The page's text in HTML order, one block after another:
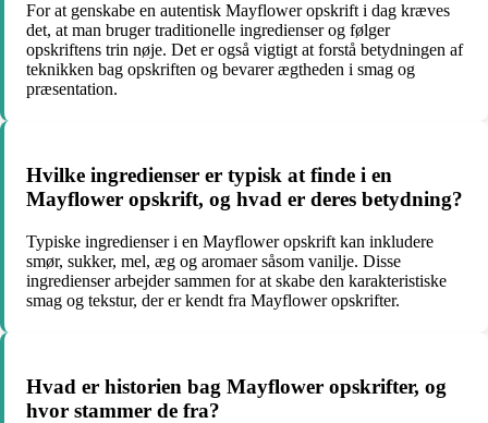
For at genskabe en autentisk Mayflower opskrift i dag kræves
det, at man bruger traditionelle ingredienser og følger
opskriftens trin nøje. Det er også vigtigt at forstå betydningen af
teknikken bag opskriften og bevarer ægtheden i smag og
præsentation.
Hvilke ingredienser er typisk at finde i en
Mayflower opskrift, og hvad er deres betydning?
Typiske ingredienser i en Mayflower opskrift kan inkludere
smør, sukker, mel, æg og aromaer såsom vanilje. Disse
ingredienser arbejder sammen for at skabe den karakteristiske
smag og tekstur, der er kendt fra Mayflower opskrifter.
Hvad er historien bag Mayflower opskrifter, og
hvor stammer de fra?